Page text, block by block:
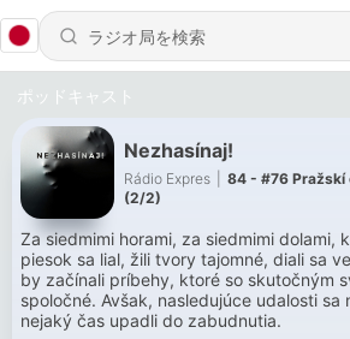
ポッドキャスト
Nezhasínaj!
Rádio Expres
84 - #76 Pražskí
(2/2)
Za siedmimi horami, za siedmimi dolami,
piesok sa lial, žili tvory tajomné, diali sa
by začínali príbehy, ktoré so skutočným
spoločné. Avšak, nasledujúce udalosti sa
nejaký čas upadli do zabudnutia.